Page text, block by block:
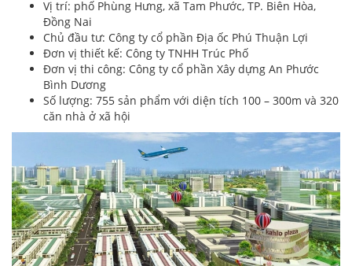
Vị trí: phố Phùng Hưng, xã Tam Phước, TP. Biên Hòa,
Đồng Nai
Chủ đầu tư: Công ty cổ phần Địa ốc Phú Thuận Lợi
Đơn vị thiết kế: Công ty TNHH Trúc Phố
Đơn vị thi công: Công ty cổ phần Xây dựng An Phước
Bình Dương
Số lượng: 755 sản phẩm với diện tích 100 – 300m và 320
căn nhà ở xã hội